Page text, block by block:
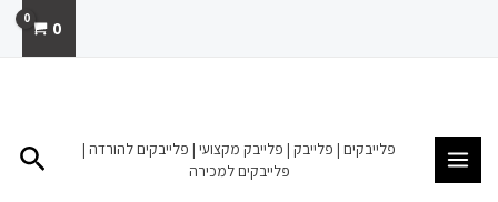
0
פלייבקים | פלייבק | פלייבק מקצועי | פלייבקים להורדה |
פלייבקים למכירה